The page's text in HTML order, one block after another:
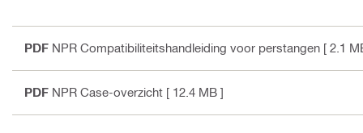
PDF NPR Compatibiliteitshandleiding voor perstangen [ 2.1
PDF NPR Case-overzicht [ 12.4 MB ]